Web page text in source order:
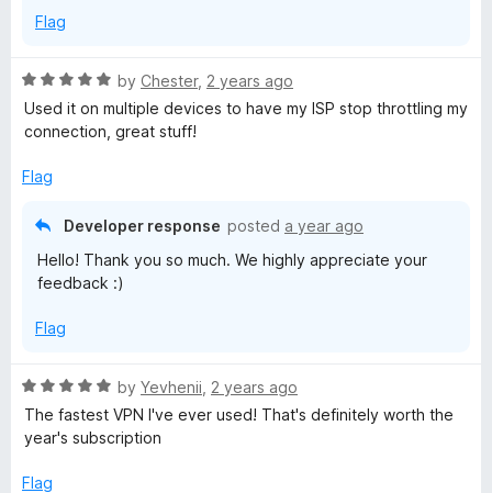
Flag
R
a
t
d
by Chester, 2 years ago
Used it on multiple devices to have my ISP stop throttling my
connection, great stuff!
Flag
Developer response posted a year ago
Hello! Thank you so much. We highly appreciate your
feedback :)
Flag
R
a
t
d
by Yevhenii 2 years ago
The fastest VPN I've ever used! That's definitely worth the
year's subscription
Flag